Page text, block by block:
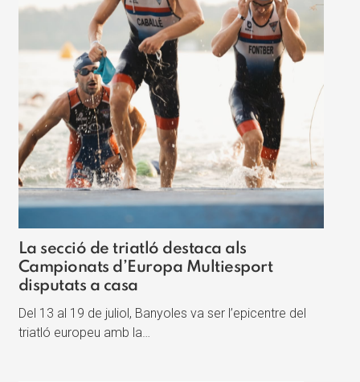
La secció de triatló destaca als
Campionats d’Europa Multiesport
disputats a casa
Del 13 al 19 de juliol, Banyoles va ser l’epicentre del
triatló europeu amb la…